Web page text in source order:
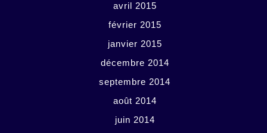
avril 2015
février 2015
janvier 2015
décembre 2014
septembre 2014
août 2014
juin 2014